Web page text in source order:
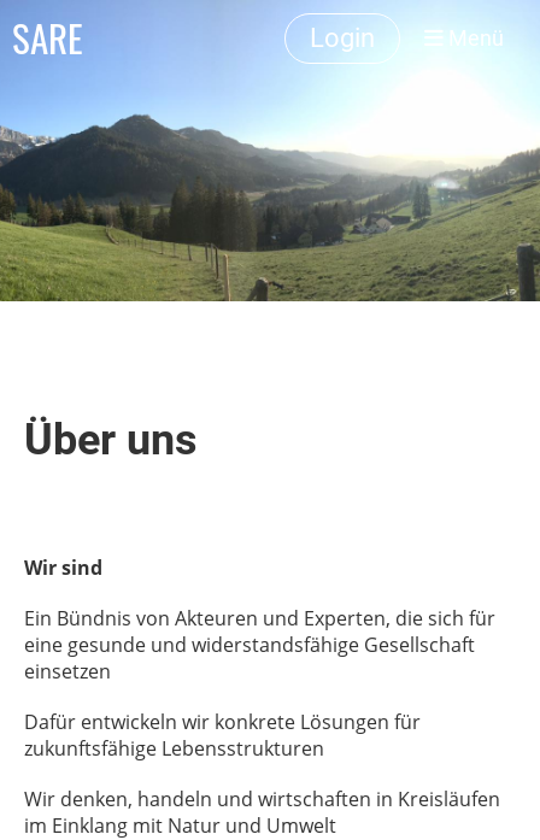
SARE Login Menü
Über uns
Wir sind
Ein Bündnis von Akteuren und Experten, die sich für
eine gesunde und widerstandsfähige Gesellschaft
einsetzen
Dafür entwickeln wir konkrete Lösungen für
zukunftsfähige Lebensstrukturen
Wir denken, handeln und wirtschaften in Kreisläufen
im Einklang mit Natur und Umwelt